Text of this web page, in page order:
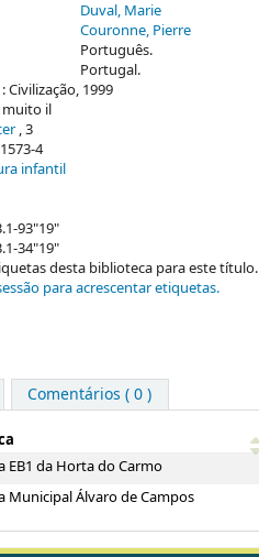
Duval, Marie
Couronne, Pierre
Português.
Portugal.
Civilização, 1999
muito il
, 3
4
infantil
93"19"
34"19"
desta biblioteca para este título.
para acrescentar etiquetas.
Comentários ( 0 )
EB1 da Horta do Carmo
Municipal Álvaro de Campos